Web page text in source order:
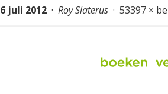
6 juli 2012 · Roy Slaterus · 53397 ×